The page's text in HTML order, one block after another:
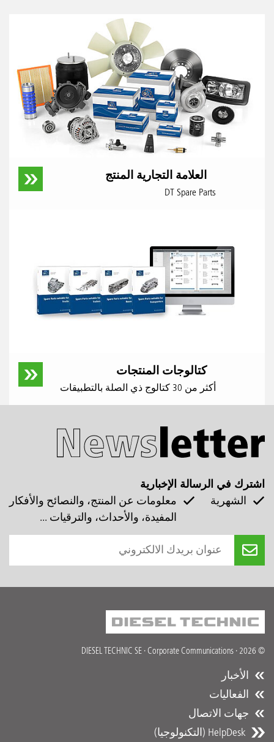
العلامة التجارية المنتج
DT Spare Parts
كتالوجات المنتجات
أكثر من 30 كتالوج ذي الصلة بالتطبيقات
اشترك في الرسالة الإخبارية
الشهرية
معلومات عن المنتج، والنصائح والأفكار
المفيدة، والأحداث، والترقيات ...
© 2026 · DIESEL TECHNIC SE · Corporate Communications
الأخبار
الفعاليات
جهات الاتصال